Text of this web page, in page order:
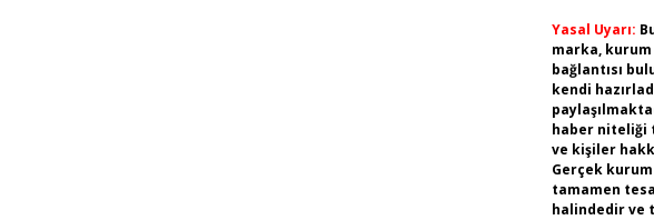
Yasal Uyarı:
marka,
bağlantısı
kendi
haber niteliği
ve kişiler
Gerçek
tamamen
halindedir ve